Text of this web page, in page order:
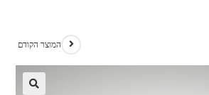
המוצר הקודם